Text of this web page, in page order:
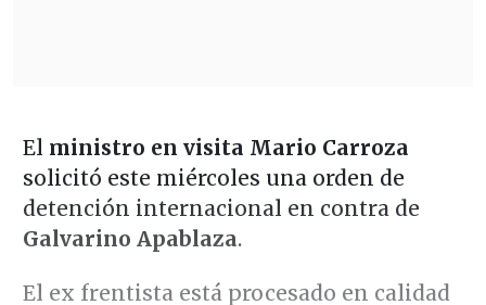
El ministro en visita Mario Carroza
solicitó este miércoles una orden de
detención internacional en contra de
Galvarino Apablaza.
El ex frentista está procesado en calidad